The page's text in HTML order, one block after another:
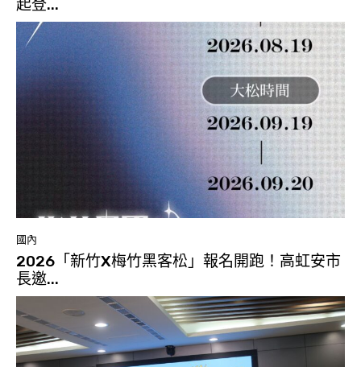
起登...
國內
2026「新竹X梅竹黑客松」報名開跑！高虹安市
長邀...